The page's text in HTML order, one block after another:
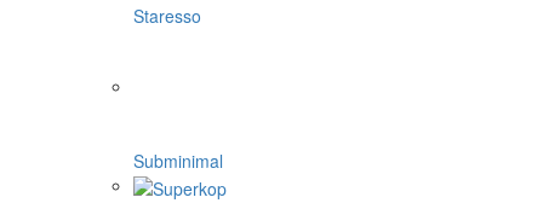
Staresso
Subminimal